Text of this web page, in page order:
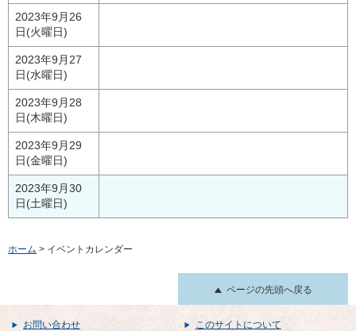
2023年9月26
日(火曜日)
2023年9月27
日(水曜日)
2023年9月28
日(木曜日)
2023年9月29
日(金曜日)
2023年9月30
日(土曜日)
ホーム > イベントカレンダー
ページの先頭へ戻る
お問い合わせ このサイトについて